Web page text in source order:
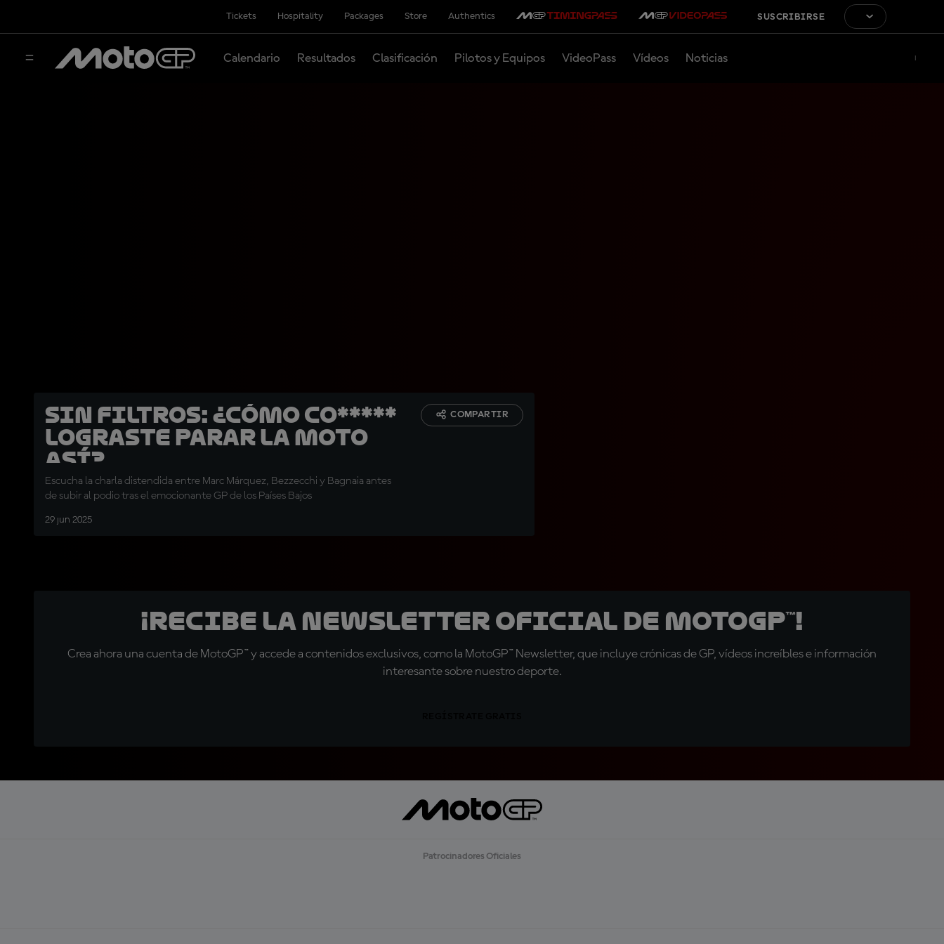
Tickets Hospitality Packages Store Authentics SUSCRIBIRSE
Calendario Resultados Clasificación Pilotos y Equipos VideoPass Vídeos Noticias
SIN FILTROS: ¿Cómo co*****
lograste parar la moto
así?
Escucha la charla distendida entre Marc Márquez, Bezzecchi y Bagnaia antes
de subir al podio tras el emocionante GP de los Países Bajos
29 jun 2025
COMPARTIR
¡Recibe la Newsletter oficial de MotoGP™!
Crea ahora una cuenta de MotoGP™ y accede a contenidos exclusivos, como la MotoGP™ Newsletter, que incluye crónicas de GP, vídeos increíbles e información
interesante sobre nuestro deporte.
Patrocinadores Oficiales